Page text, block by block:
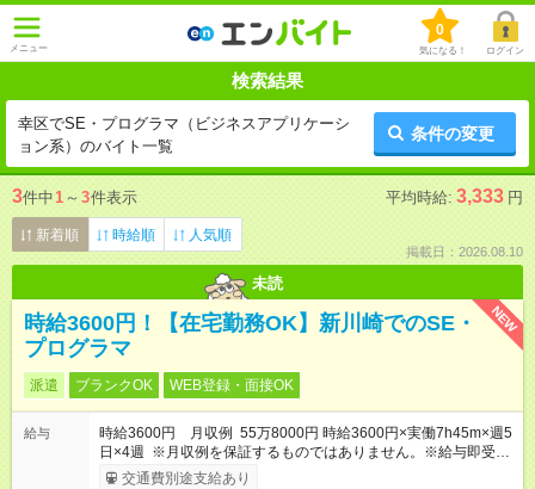
メニュー
0
気になる！ ログイン
検索結果
幸区でSE・プログラマ（ビジネスアプリケーシ
ョン系）のバイト一覧
条件の変更
3件中1 ～ 3件表示 平均時給: 3,333 円
新着順 時給順 人気順
掲載日：2026.08.10
未読
NEW
時給3600円！【在宅勤務OK】新川崎でのSE・
プログラマ
派遣 ブランクOK WEB登録・面接OK
給与
時給3600円 月収例 55万8000円 時給3600円×実働7h45m×週5
日×4週 ※月収例を保証するものではありません。※給与即受取
りサービス利用可（利用条件有）
交通費別途支給あり